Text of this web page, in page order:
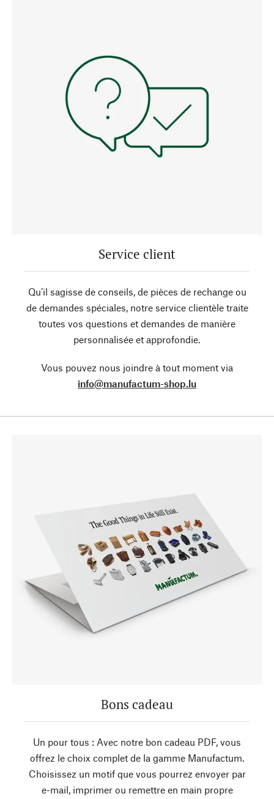
Service client
Qu’il sagisse de conseils, de pièces de rechange ou
de demandes spéciales, notre service clientèle traite
toutes vos questions et demandes de manière
personnalisée et approfondie.
Vous pouvez nous joindre à tout moment via
info@manufactum-shop.lu
Bons cadeau
Un pour tous : Avec notre bon cadeau PDF, vous
offrez le choix complet de la gamme Manufactum.
Choisissez un motif que vous pourrez envoyer par
e-mail, imprimer ou remettre en main propre